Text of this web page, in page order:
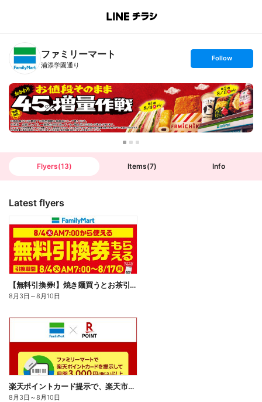
B
n
T
ファミリーマート
浦添学園通り
s
t
o
l
l
o
w
Follow
Flyers(13) Items(7) Info
Latest flyers
【無料引換券!】焼き麺買うとお茶引換券貰える!
8月3日 ～8月10日
楽天ポイントカード提示で、楽天市場でのお買い物がおトクに!
8月3日 ～8月10日